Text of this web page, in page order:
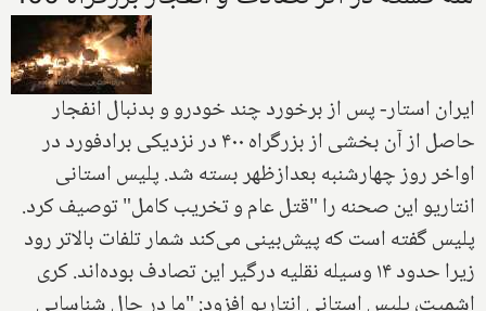
ایران استار- پس از برخورد چند خودرو و بدنبال انفجار
حاصل از آن بخشی از بزرگراه ۴۰۰ در نزدیکی برادفورد در
اواخر روز چهارشنبه بعدازظهر بسته شد. پلیس استانی
انتاریو این صحنه را "قتل عام و تخریب کامل" توصیف کرد.
پلیس گفته است که پیش‌بینی می‌کند شمار تلفات بالاتر رود
زیرا حدود ۱۴ وسیله نقلیه درگیر این تصادف بوده‌اند. کری